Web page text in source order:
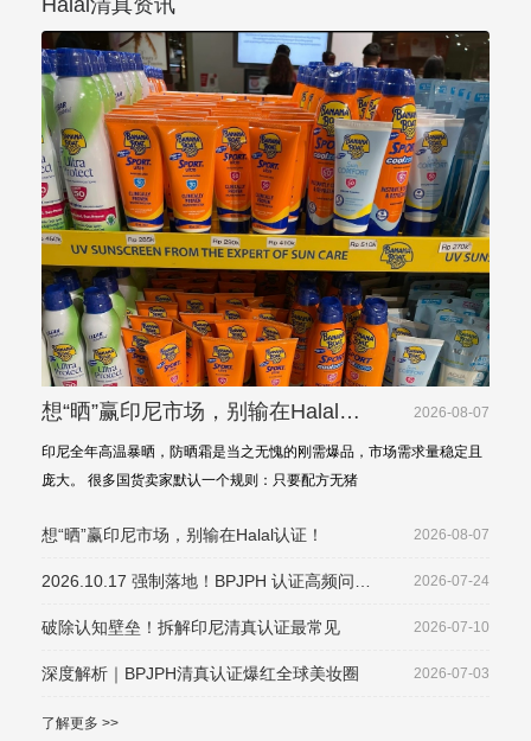
想“晒”赢印尼市场，别输在Halal认
2026-08-07
印尼全年高温暴晒，防晒霜是当之无愧的刚需爆品，市场需求量稳定且
庞大。 很多国货卖家默认一个规则：只要配方无猪
想“晒”赢印尼市场，别输在Halal认证！ 2026-08-07
2026.10.17 强制落地！BPJPH 认证高频问
2026-07-24
破除认知壁垒！拆解印尼清真认证最常见 2026-07-10
深度解析｜BPJPH清真认证爆红全球美妆圈 2026-07-03
了解更多 >>